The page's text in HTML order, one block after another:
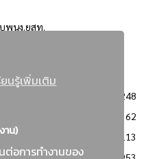
ยนรู้เพิ่มเติม
าน)
ต่อการทำงานของ
บพนง.ยสท.
3248
2362
2113